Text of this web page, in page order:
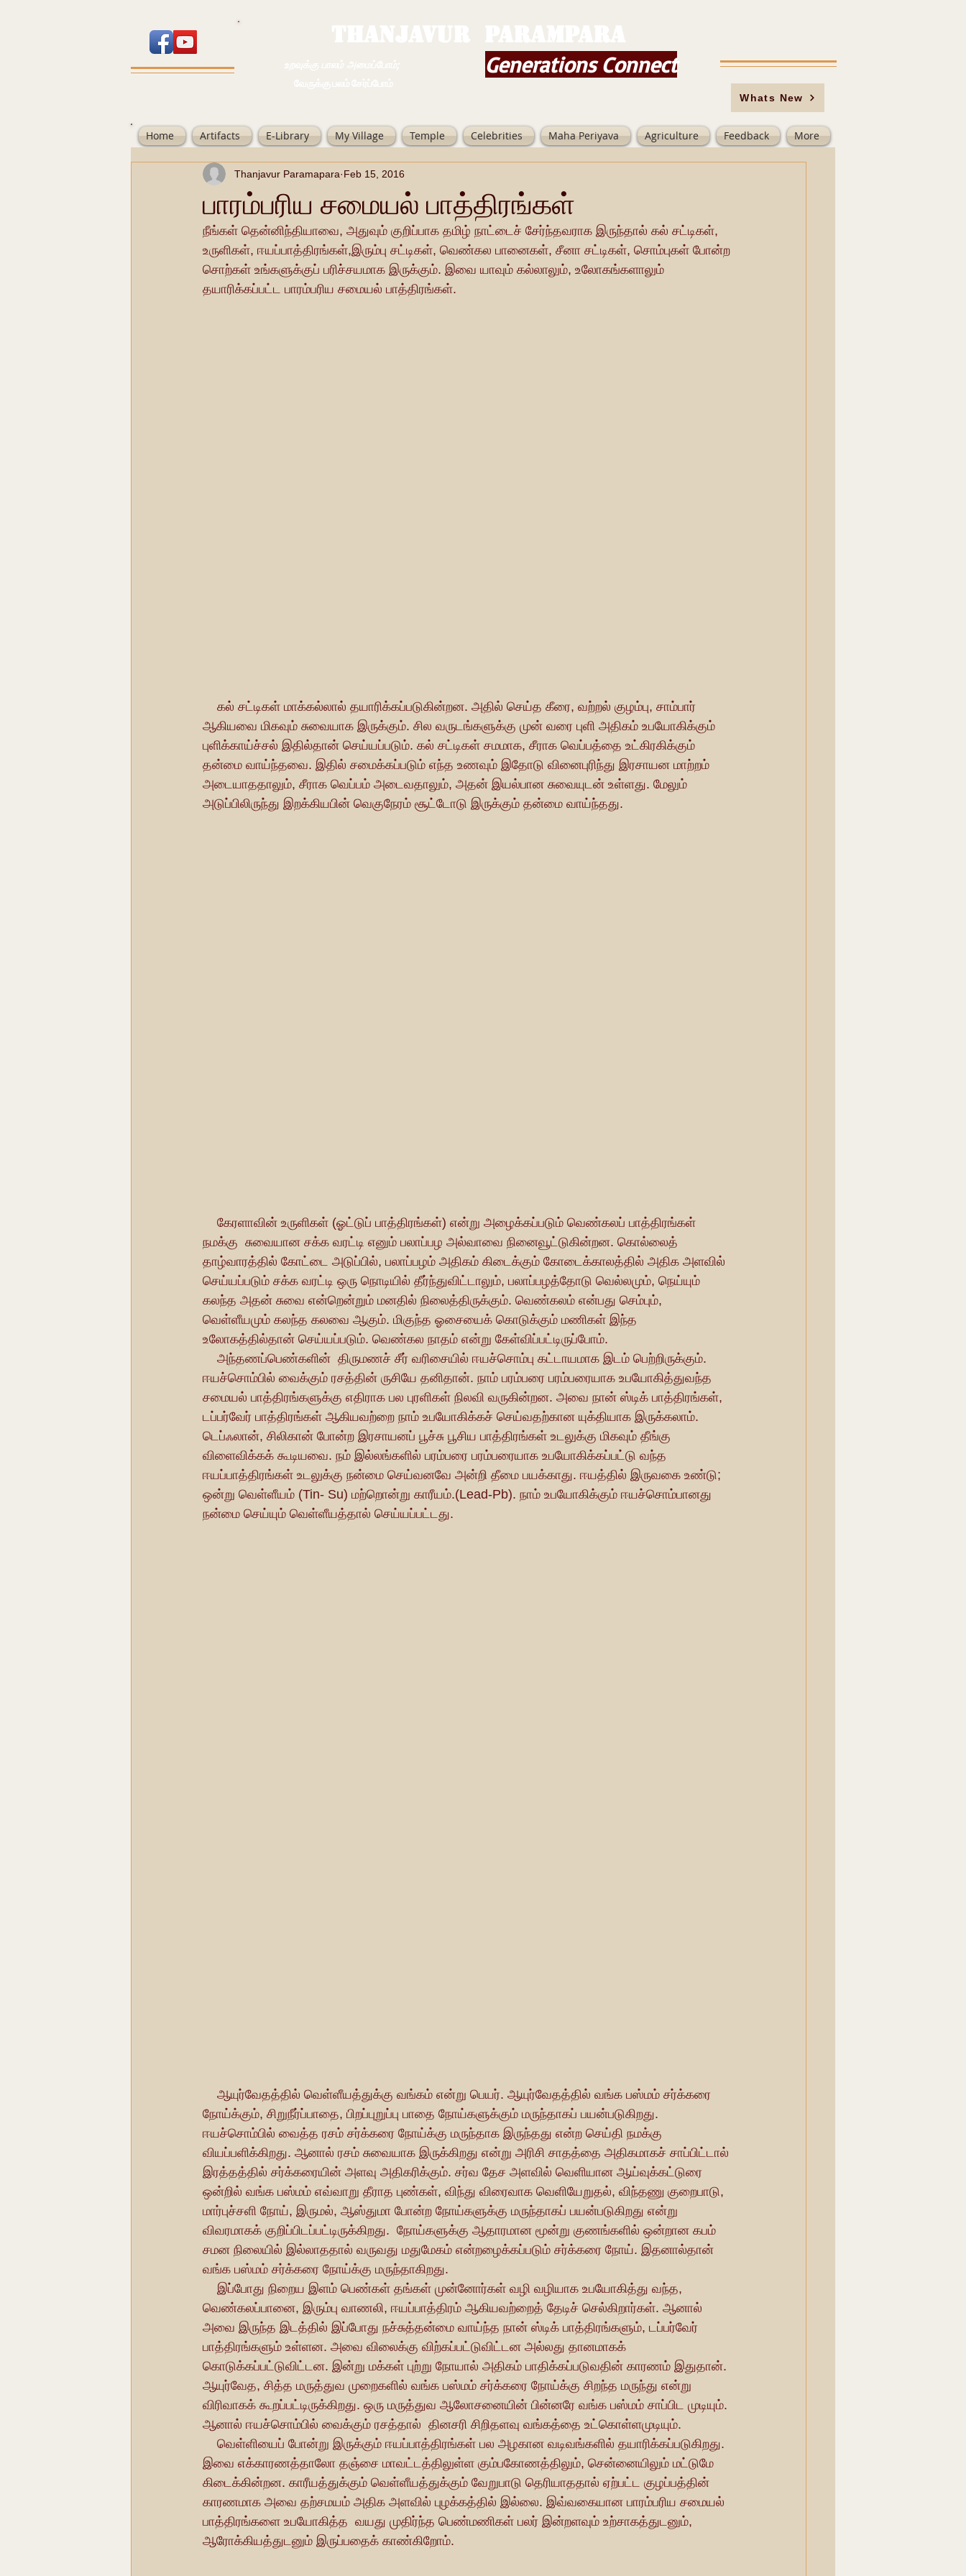
Generations Connect
Whats New
Home Artifacts E-Library My Village Temple Celebrities Maha Periyava Agriculture Feedback More
பாரம்பரிய சமையல் பாத்திரங்கள்
Thanjavur Paramapara Feb 15, 2016
நீங்கள் தென்னிந்தியாவை, அதுவும் குறிப்பாக தமிழ் நாட்டைச் சேர்ந்தவராக இருந்தால் கல் சட்டிகள்,
உருளிகள், ஈயப்பாத்திரங்கள்,இரும்பு சட்டிகள், வெண்கல பானைகள், சீனா சட்டிகள், சொம்புகள் போன்ற
சொற்கள் உங்களுக்குப் பரிச்சயமாக இருக்கும். இவை யாவும் கல்லாலும், உலோகங்களாலும்
தயாரிக்கப்பட்ட பாரம்பரிய சமையல் பாத்திரங்கள்.
ஆகியவை மிகவும் சுவையாக இருக்கும். சில வருடங்களுக்கு முன் வரை புளி அதிகம் உபயோகிக்கும்
புளிக்காய்ச்சல் இதில்தான் செய்யப்படும். கல் சட்டிகள் சமமாக, சீராக வெப்பத்தை உட்கிரகிக்கும்
தன்மை வாய்ந்தவை. இதில் சமைக்கப்படும் எந்த உணவும் இதோடு வினைபுரிந்து இரசாயன மாற்றம்
அடையாததாலும், சீராக வெப்பம் அடைவதாலும், அதன் இயல்பான சுவையுடன் உள்ளது. மேலும்
அடுப்பிலிருந்து இறக்கியபின் வெகுநேரம் சூட்டோடு இருக்கும் தன்மை வாய்ந்தது.
நமக்கு  சுவையான சக்க வரட்டி எனும் பலாப்பழ அல்வாவை நினைவூட்டுகின்றன. கொல்லைத்
தாழ்வாரத்தில் கோட்டை அடுப்பில், பலாப்பழம் அதிகம் கிடைக்கும் கோடைக்காலத்தில் அதிக அளவில்
செய்யப்படும் சக்க வரட்டி ஒரு நொடியில் தீர்ந்துவிட்டாலும், பலாப்பழத்தோடு வெல்லமும், நெய்யும்
கலந்த அதன் சுவை என்றென்றும் மனதில் நிலைத்திருக்கும். வெண்கலம் என்பது செம்பும்,
வெள்ளீயமும் கலந்த கலவை ஆகும். மிகுந்த ஓசையைக் கொடுக்கும் மணிகள் இந்த
உலோகத்தில்தான் செய்யப்படும். வெண்கல நாதம் என்று கேள்விப்பட்டிருப்போம்.
ஈயச்சொம்பில் வைக்கும் ரசத்தின் ருசியே தனிதான். நாம் பரம்பரை பரம்பரையாக உபயோகித்துவந்த
சமையல் பாத்திரங்களுக்கு எதிராக பல புரளிகள் நிலவி வருகின்றன. அவை நான் ஸ்டிக் பாத்திரங்கள்,
டப்பர்வேர் பாத்திரங்கள் ஆகியவற்றை நாம் உபயோகிக்கச் செய்வதற்கான யுக்தியாக இருக்கலாம்.
டெப்ஃலான், சிலிகான் போன்ற இரசாயனப் பூச்சு பூசிய பாத்திரங்கள் உடலுக்கு மிகவும் தீங்கு
விளைவிக்கக் கூடியவை. நம் இல்லங்களில் பரம்பரை பரம்பரையாக உபயோகிக்கப்பட்டு வந்த
ஈயப்பாத்திரங்கள் உடலுக்கு நன்மை செய்வனவே அன்றி தீமை பயக்காது. ஈயத்தில் இருவகை உண்டு;
ஒன்று வெள்ளீயம் (Tin- Su) மற்றொன்று காரீயம்.(Lead-Pb). நாம் உபயோகிக்கும் ஈயச்சொம்பானது
நன்மை செய்யும் வெள்ளீயத்தால் செய்யப்பட்டது.
நோய்க்கும், சிறுநீர்ப்பாதை, பிறப்புறுப்பு பாதை நோய்களுக்கும் மருந்தாகப் பயன்படுகிறது.
ஈயச்சொம்பில் வைத்த ரசம் சர்க்கரை நோய்க்கு மருந்தாக இருந்தது என்ற செய்தி நமக்கு
வியப்பளிக்கிறது. ஆனால் ரசம் சுவையாக இருக்கிறது என்று அரிசி சாதத்தை அதிகமாகச் சாப்பிட்டால்
இரத்தத்தில் சர்க்கரையின் அளவு அதிகரிக்கும். சர்வ தேச அளவில் வெளியான ஆய்வுக்கட்டுரை
ஒன்றில் வங்க பஸ்மம் எவ்வாறு தீராத புண்கள், விந்து விரைவாக வெளியேறுதல், விந்தணு குறைபாடு,
மார்புச்சளி நோய், இருமல், ஆஸ்துமா போன்ற நோய்களுக்கு மருந்தாகப் பயன்படுகிறது என்று
விவரமாகக் குறிப்பிடப்பட்டிருக்கிறது.  நோய்களுக்கு ஆதாரமான மூன்று குணங்களில் ஒன்றான கபம்
சமன நிலையில் இல்லாததால் வருவது மதுமேகம் என்றழைக்கப்படும் சர்க்கரை நோய். இதனால்தான்
வங்க பஸ்மம் சர்க்கரை நோய்க்கு மருந்தாகிறது.
வெண்கலப்பானை, இரும்பு வாணலி, ஈயப்பாத்திரம் ஆகியவற்றைத் தேடிச் செல்கிறார்கள். ஆனால்
அவை இருந்த இடத்தில் இப்போது நச்சுத்தன்மை வாய்ந்த நான் ஸ்டிக் பாத்திரங்களும், டப்பர்வேர்
பாத்திரங்களும் உள்ளன. அவை விலைக்கு விற்கப்பட்டுவிட்டன அல்லது தானமாகக்
கொடுக்கப்பட்டுவிட்டன. இன்று மக்கள் புற்று நோயால் அதிகம் பாதிக்கப்படுவதின் காரணம் இதுதான்.
ஆயுர்வேத, சித்த மருத்துவ முறைகளில் வங்க பஸ்மம் சர்க்கரை நோய்க்கு சிறந்த மருந்து என்று
விரிவாகக் கூறப்பட்டிருக்கிறது. ஒரு மருத்துவ ஆலோசனையின் பின்னரே வங்க பஸ்மம் சாப்பிட முடியும்.
ஆனால் ஈயச்சொம்பில் வைக்கும் ரசத்தால்  தினசரி சிறிதளவு வங்கத்தை உட்கொள்ளமுடியும்.
இவை எக்காரணத்தாலோ தஞ்சை மாவட்டத்திலுள்ள கும்பகோணத்திலும், சென்னையிலும் மட்டுமே
கிடைக்கின்றன. காரீயத்துக்கும் வெள்ளீயத்துக்கும் வேறுபாடு தெரியாததால் ஏற்பட்ட குழப்பத்தின்
காரணமாக அவை தற்சமயம் அதிக அளவில் புழக்கத்தில் இல்லை. இவ்வகையான பாரம்பரிய சமையல்
பாத்திரங்களை உபயோகித்த  வயது முதிர்ந்த பெண்மணிகள் பலர் இன்றளவும் உற்சாகத்துடனும்,
ஆரோக்கியத்துடனும் இருப்பதைக் காண்கிறோம்.